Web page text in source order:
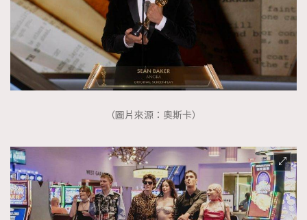
（圖片來源：奧斯卡）